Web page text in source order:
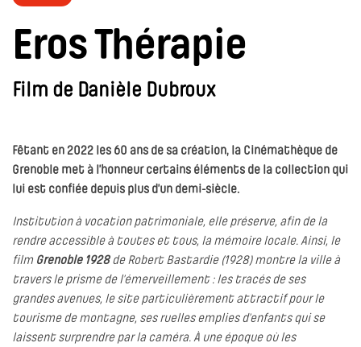
Eros Thérapie
Film de Danièle Dubroux
Fêtant en 2022 les 60 ans de sa création, la Cinémathèque de
Grenoble met à l’honneur certains éléments de la collection qui
lui est confiée depuis plus d’un demi-siècle.
Institution à vocation patrimoniale, elle préserve, afin de la
rendre accessible à toutes et tous, la mémoire locale. Ainsi, le
film Grenoble 1928de Robert Bastardie (1928) montre la ville à
travers le prisme de l’émerveillement : les tracés de ses
grandes avenues, le site particulièrement attractif pour le
tourisme de montagne, ses ruelles emplies d’enfants qui se
laissent surprendre par la caméra. À une époque où les